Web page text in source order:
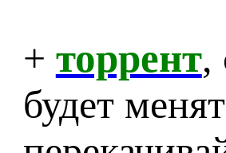
+ торрент,
будет